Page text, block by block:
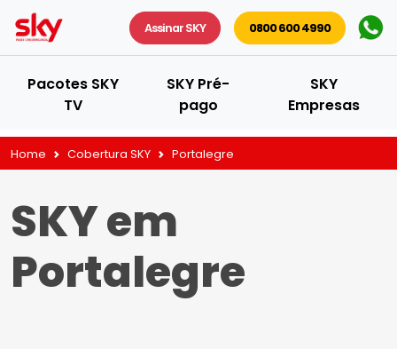
Assinar SKY 0800 600 4990
Pacotes SKY
TV
SKY Pré-
pago
SKY
Empresas
Home Cobertura SKY Portalegre
SKY em
Portalegre